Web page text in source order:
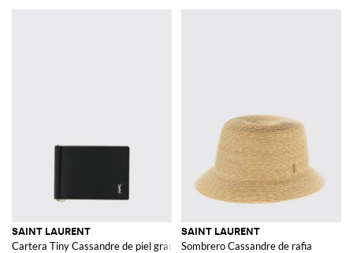
SAINT LAURENT
Cartera Tiny Cassandre de piel granulada
SAINT LAURENT
Sombrero Cassandre de rafia